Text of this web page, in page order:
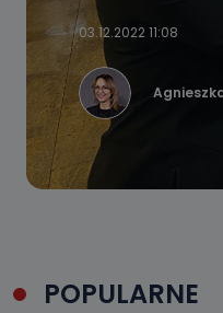
03.12.2022 11:08
POPULARNE